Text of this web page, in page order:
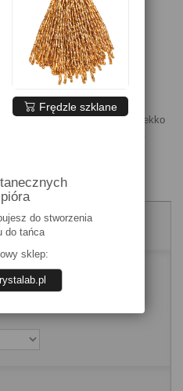
o barwie można powiedzieć lekko
subtelnych złotych akcentów.
frędzlami
Frędzle szklane
do stworzenia
do tańca
sklep: